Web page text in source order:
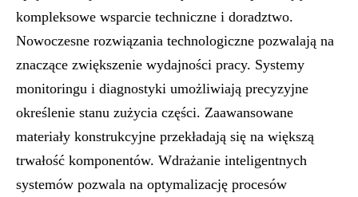
kompleksowe wsparcie techniczne i doradztwo.
Nowoczesne rozwiązania technologiczne pozwalają na
znaczące zwiększenie wydajności pracy. Systemy
monitoringu i diagnostyki umożliwiają precyzyjne
określenie stanu zużycia części. Zaawansowane
materiały konstrukcyjne przekładają się na większą
trwałość komponentów. Wdrażanie inteligentnych
systemów pozwala na optymalizację procesów